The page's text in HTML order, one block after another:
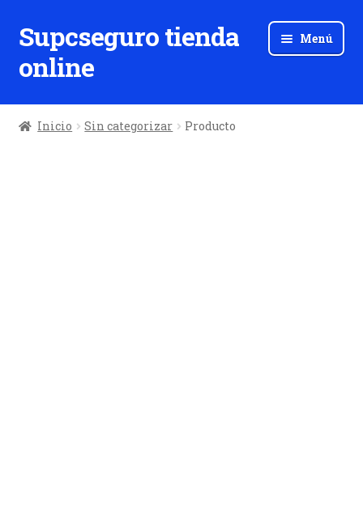
Ir
a
la
Ir
al
contenido
Supcseguro tienda
online
Menú
Inicio Sin categorizar Producto